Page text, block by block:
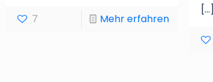
7 Mehr erfahren
[…]